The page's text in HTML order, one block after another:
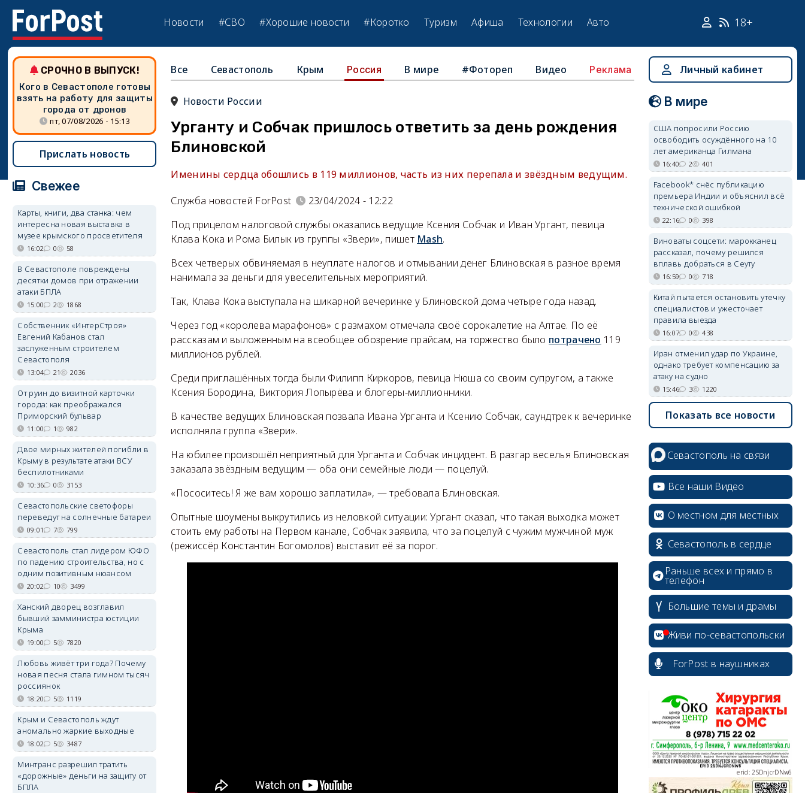
Новости #СВО #Хорошие новости #Коротко Туризм Афиша Технологии Авто 18+
Все Севастополь Крым Россия В мире #Фотореп Видео Реклама
Новости России
Урганту и Собчак пришлось ответить за день рождения
Блиновской
Именины сердца обошлись в 119 миллионов, часть из них перепала и звёздным ведущим.
Служба новостей ForPost
23/04/2024 - 12:22
Под прицелом налоговой службы оказались ведущие Ксения Собчак и Иван Ургант, певица
Клава Кока и Рома Билык из группы «Звери», пишет Mash.
Всех четверых обвиняемая в неуплате налогов и отмывании денег Блиновская в разное время
нанимала за деньги для увеселительных мероприятий.
Так, Клава Кока выступала на шикарной вечеринке у Блиновской дома четыре года назад.
Через год «королева марафонов» с размахом отмечала своё сорокалетие на Алтае. По её
рассказам и выложенным на всеобщее обозрение прайсам, на торжество было потрачено 119
миллионов рублей.
Среди приглашённых тогда были Филипп Киркоров, певица Нюша со своим супругом, а также
Ксения Бородина, Виктория Лопырёва и блогеры-миллионники.
В качестве ведущих Блиновская позвала Ивана Урганта и Ксению Собчак, саундтрек к вечеринке
исполняла группа «Звери».
На юбилее произошёл неприятный для Урганта и Собчак инцидент. В разгар веселья Блиновская
заказала звёздным ведущим — оба они семейные люди — поцелуй.
«Пососитесь! Я же вам хорошо заплатила», — требовала Блиновская.
Опытные шоумены выкрутились из неловкой ситуации: Ургант сказал, что такая выходка может
стоить ему работы на Первом канале, Собчак заявила, что за поцелуй с чужим мужчиной муж
(режиссёр Константин Богомолов) выставит её за порог.
СРОЧНО В ВЫПУСК!
Кого в Севастополе готовы
взять на работу для защиты
города от дронов
пт, 07/08/2026 - 15:13
Прислать новость
Свежее
Карты, книги, два станка: чем
интересна новая выставка в
музее крымского просветителя
16:02 0 58
В Севастополе повреждены
десятки домов при отражении
атаки БПЛА
15:00 2 1868
Собственник «ИнтерСтроя»
Евгений Кабанов стал
заслуженным строителем
Севастополя
13:04 21 2036
От руин до визитной карточки
города: как преображался
Приморский бульвар
11:00 1 982
Двое мирных жителей погибли в
Крыму в результате атаки ВСУ
беспилотниками
10:36 0 3153
Севастопольские светофоры
переведут на солнечные батареи
09:01 7 799
Севастополь стал лидером ЮФО
по падению строительства, но с
одним позитивным нюансом
20:02 10 3499
Ханский дворец возглавил
бывший замминистра юстиции
Крыма
19:00 5 7820
Любовь живёт три года? Почему
новая песня стала гимном тысяч
россиянок
18:20 5 1119
Крым и Севастополь ждут
аномально жаркие выходные
18:02 5 3487
Минтранс разрешил тратить
«дорожные» деньги на защиту от
БПЛА
Личный кабинет
В мире
США попросили Россию
освободить осуждённого на 10
лет американца Гилмана
16:40 2 401
Facebook* снёс публикацию
премьера Индии и объяснил всё
технической ошибкой
22:16 0 398
Виноваты соцсети: марокканец
рассказал, почему решился
вплавь добраться в Сеуту
16:59 0 718
Китай пытается остановить утечку
специалистов и ужесточает
правила выезда
16:07 0 438
Иран отменил удар по Украине,
однако требует компенсацию за
атаку на судно
15:46 3 1220
Показать все новости
Севастополь на связи
Все наши Видео
О местном для местных
Севастополь в сердце
Раньше всех и прямо в
телефон
Большие темы и драмы
Живи по-севастопольски
ForPost в наушниках
erid: 2SDnjcrDNw6
erid: 2SDnjdPjgYS
erid: 2SDnjdvhGXG
erid: 2SDnjcrDNw6